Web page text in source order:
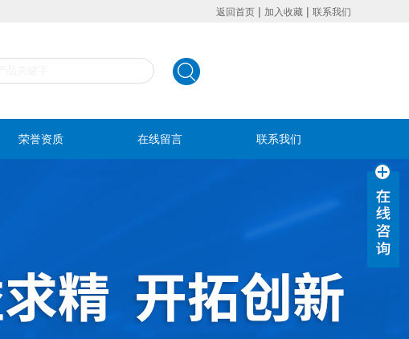
返回首页 | 加入收藏 | 联系我们
荣誉资质 在线留言 联系我们